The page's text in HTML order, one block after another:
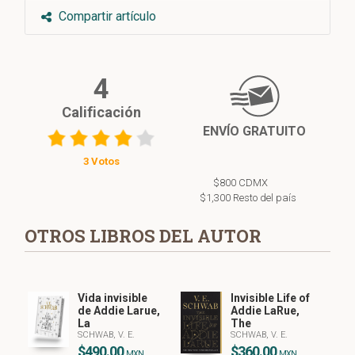
Compartir artículo
4
Calificación
3 Votos
ENVÍO GRATUITO
$800 CDMX
$1,300 Resto del país
OTROS LIBROS DEL AUTOR
Vida invisible
de Addie Larue,
La
SCHWAB, V. E.
$490.00
Invisible Life of
Addie LaRue,
The
SCHWAB, V. E.
$360.00